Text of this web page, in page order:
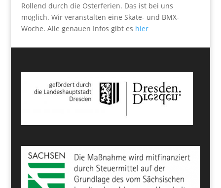
Rollend durch die Osterferien. Das ist bei uns
möglich. Wir veranstalten eine Skate- und BMX-
Woche. Alle genauen Infos gibt es hier